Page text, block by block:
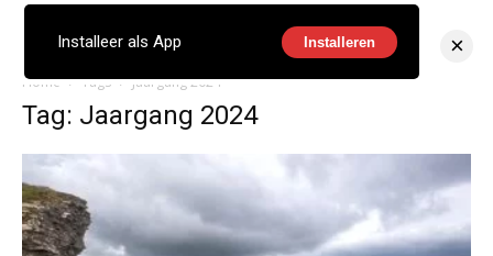
Home Tags Jaargang 2024
Tag: Jaargang 2024
Installeer als App Installeren ×